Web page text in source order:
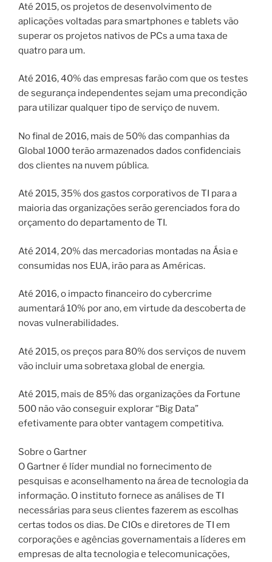
Até 2015, os projetos de desenvolvimento de
aplicações voltadas para smartphones e tablets vão
superar os projetos nativos de PCs a uma taxa de
quatro para um.
Até 2016, 40% das empresas farão com que os testes
de segurança independentes sejam uma precondição
para utilizar qualquer tipo de serviço de nuvem.
No final de 2016, mais de 50% das companhias da
Global 1000 terão armazenados dados confidenciais
dos clientes na nuvem pública.
Até 2015, 35% dos gastos corporativos de TI para a
maioria das organizações serão gerenciados fora do
orçamento do departamento de TI.
Até 2014, 20% das mercadorias montadas na Ásia e
consumidas nos EUA, irão para as Américas.
Até 2016, o impacto financeiro do cybercrime
aumentará 10% por ano, em virtude da descoberta de
novas vulnerabilidades.
Até 2015, os preços para 80% dos serviços de nuvem
vão incluir uma sobretaxa global de energia.
Até 2015, mais de 85% das organizações da Fortune
500 não vão conseguir explorar “Big Data”
efetivamente para obter vantagem competitiva.
Sobre o Gartner
O Gartner é líder mundial no fornecimento de
pesquisas e aconselhamento na área de tecnologia da
informação. O instituto fornece as análises de TI
necessárias para seus clientes fazerem as escolhas
certas todos os dias. De CIOs e diretores de TI em
corporações e agências governamentais a líderes em
empresas de alta tecnologia e telecomunicações,